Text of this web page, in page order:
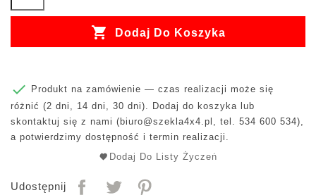
 Dodaj Do Koszyka

Produkt na zamówienie — czas realizacji może się
różnić (2 dni, 14 dni, 30 dni). Dodaj do koszyka lub
skontaktuj się z nami ( biuro@szekla4x4.pl , tel. 534 600 534),
a potwierdzimy dostępność i termin realizacji.
Dodaj Do Listy Życzeń
Udostępnij